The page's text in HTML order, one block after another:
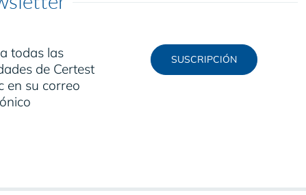
todas las
de Certest
en su correo
SUSCRIPCIÓN